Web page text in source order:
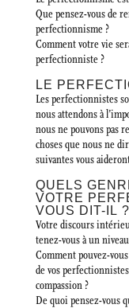
Que pensez-vous de
perfectionnisme ?
Comment votre vie
perfectionniste ?
LE
Les perfectionnistes
nous attendons à
nous ne pouvons pas
choses que nous ne
suivantes vous
QUELS
VOTRE
VOUS DIT-IL ?
Votre discours
tenez-vous à un
Comment pouvez-
de vos
compassion ?
De quoi pensez-vous